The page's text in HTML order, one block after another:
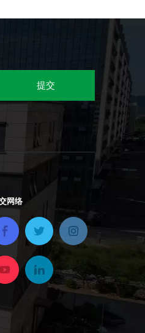
提交
网络